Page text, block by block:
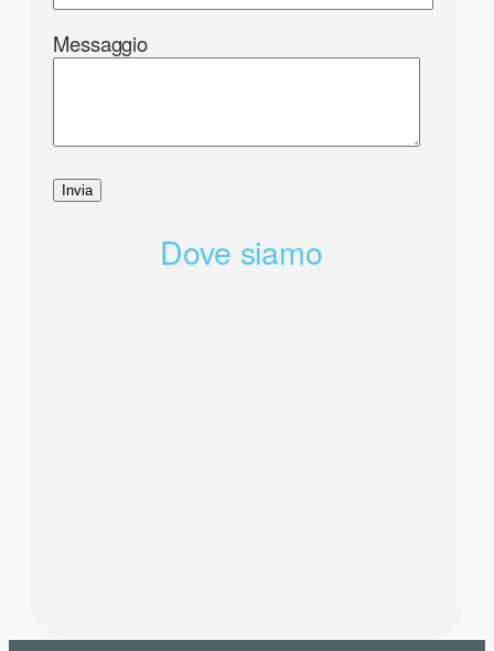
Messaggio
Dove siamo